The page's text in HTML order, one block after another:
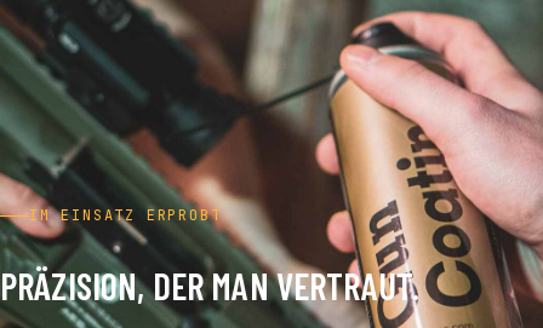
IM EINSATZ ERPROBT
PRÄZISION, DER MAN VERTRAUT.